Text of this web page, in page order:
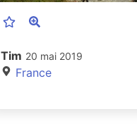
Tim 20 mai 2019
France